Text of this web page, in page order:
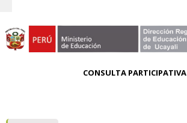
CONSULTA PARTICIPATIVA